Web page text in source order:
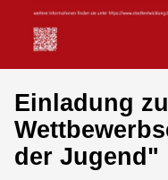
Einladung
der Jugend"